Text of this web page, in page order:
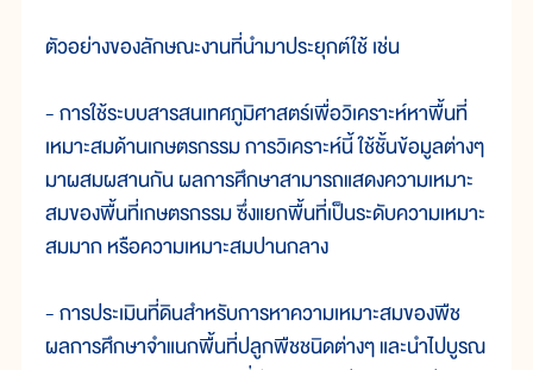
ตัวอย่างของลักษณะงานที่นำมาประยุกต์ใช้ เช่น
- การใช้ระบบสารสนเทศภูมิศาสตร์เพื่อวิเคราะห์หาพื้นที่
เหมาะสมด้านเกษตรกรรม การวิเคราะห์นี้ ใช้ชั้นข้อมูลต่างๆ
มาผสมผสานกัน ผลการศึกษาสามารถแสดงความเหมาะ
สมของพื้นที่เกษตรกรรม ซึ่งแยกพื้นที่เป็นระดับความเหมาะ
สมมาก หรือความเหมาะสมปานกลาง
- การประเมินที่ดินสำหรับการหาความเหมาะสมของพืช
ผลการศึกษาจำแนกพื้นที่ปลูกพืชชนิดต่างๆ และนำไปบูรณ